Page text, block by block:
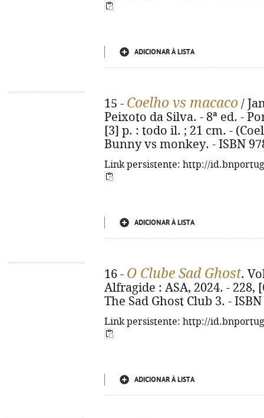
ADICIONAR À LISTA
15 - Coelho vs macaco /
Peixoto da Silva. - 8ª ed. -
[3] p. : todo il. ; 21 cm. -
Bunny vs monkey. - ISBN
Link persistente: http://
ADICIONAR À LISTA
16 - O Clube Sad Ghost.
Alfragide : ASA, 2024. -
The Sad Ghost Club 3. -
Link persistente: http://
ADICIONAR À LISTA